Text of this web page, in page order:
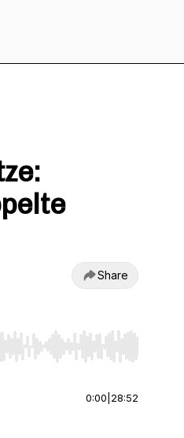
Share
to jump to start or end. Hold
0:00 28:52